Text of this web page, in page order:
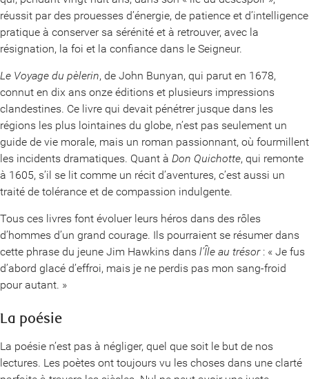
réussit par des prouesses d’énergie, de patience et d’intelligence
pratique à conserver sa sérénité et à retrouver, avec la
résignation, la foi et la confiance dans le Seigneur.
Le Voyage du pèlerin, de John Bunyan, qui parut en 1678,
connut en dix ans onze éditions et plusieurs impressions
clandestines. Ce livre qui devait pénétrer jusque dans les
régions les plus lointaines du globe, n’est pas seulement un
guide de vie morale, mais un roman passionnant, où fourmillent
les incidents dramatiques. Quant à Don Quichotte, qui remonte
à 1605, s’il se lit comme un récit d’aventures, c’est aussi un
traité de tolérance et de compassion indulgente.
Tous ces livres font évoluer leurs héros dans des rôles
d’hommes d’un grand courage. Ils pourraient se résumer dans
cette phrase du jeune Jim Hawkins dans l’Île au trésor: « Je fus
d’abord glacé d’effroi, mais je ne perdis pas mon sang-froid
pour autant. »
La poésie
La poésie n’est pas à négliger, quel que soit le but de nos
lectures. Les poètes ont toujours vu les choses dans une clarté